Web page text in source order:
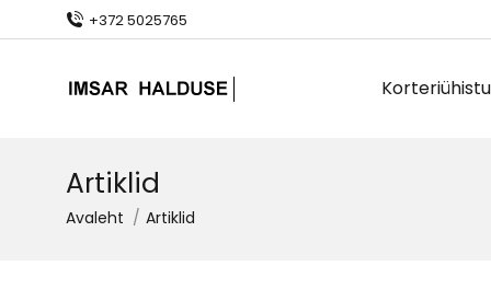
+372 5025765
Artiklid
You are here:
Avaleht Artiklid